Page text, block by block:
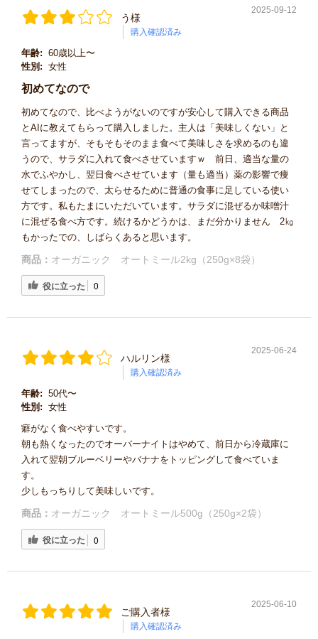
う様
購入確認済み
2025-09-12
年齢: 60歳以上〜
性別: 女性
初めてなので
初めてなので、比べようがないのですが安心して購入できる商品
とAIに教えてもらって購入しました。主人は「美味しくない」と
言ってますが、そもそもそのまま食べて美味しさを求めるのも違
うので、サラダに入れて食べさせていますｗ 前日、適当な量の
水でふやかし、翌日食べさせています（量も適当）薬の影響で痩
せてしまったので、太らせるために普通の食事に足している使い
方です。私もたまにいただいています。サラダに混ぜるか味噌汁
に混ぜる食べ方です。続けるかどうかは、まだ分かりません 2㎏
もかったでの、しばらくあると思います。
商品： オーガニック オートミール2kg（250g×8袋）
役に立った 0
ハルリン様
購入確認済み
2025-06-24
年齢: 50代〜
性別: 女性
癖がなく食べやすいです。
朝も熱くなったのでオーバーナイトはやめて、前日から冷蔵庫に
入れて翌朝ブルーベリーやバナナをトッピングして食べていま
す。
少しもっちりして美味しいです。
商品： オーガニック オートミール500g（250g×2袋）
役に立った 0
ご購入者様
購入確認済み
2025-06-10